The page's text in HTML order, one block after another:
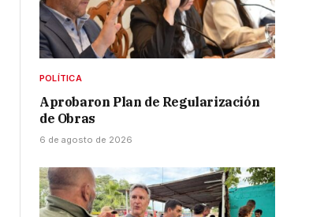
POLÍTICA
Aprobaron Plan de Regularización
de Obras
6 de agosto de 2026